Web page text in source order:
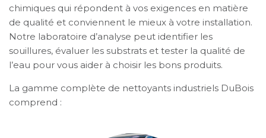
chimiques qui répondent à vos exigences en matière
de qualité et conviennent le mieux à votre installation.
Notre laboratoire d’analyse peut identifier les
souillures, évaluer les substrats et tester la qualité de
l’eau pour vous aider à choisir les bons produits.
La gamme complète de nettoyants industriels DuBois
comprend :